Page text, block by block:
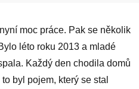
moc práce. Pak se několik
léto roku 2013 a mladé
Každý den chodila domů
byl pojem, který se stal